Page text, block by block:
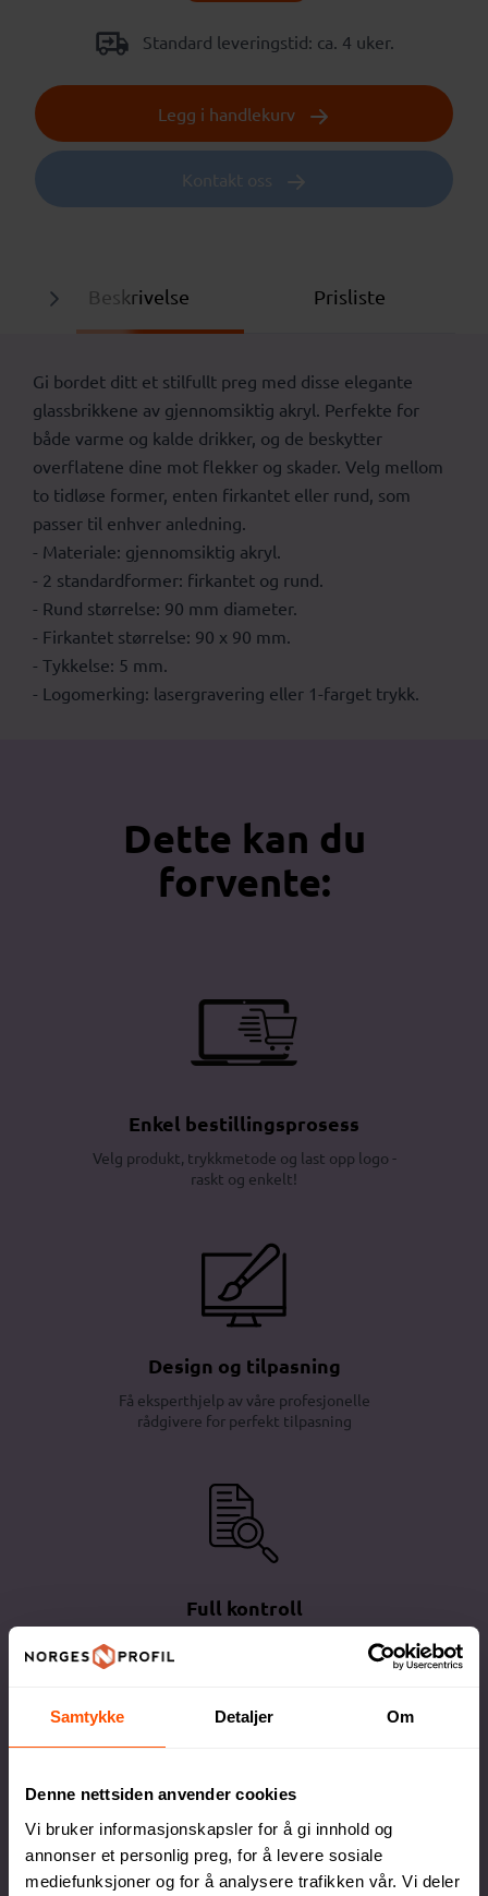
Samtykke Detaljer Om
Denne nettsiden anvender cookies
Vi bruker informasjonskapsler for å gi innhold og
annonser et personlig preg, for å levere sosiale
mediefunksjoner og for å analysere trafikken vår. Vi deler
Standard leveringstid: ca. 4 uker.
Legg i handlekurv
Kontakt oss
Beskrivelse Prisliste
Gi bordet ditt et stilfullt preg med disse elegante
glassbrikkene av gjennomsiktig akryl. Perfekte for
både varme og kalde drikker, og de beskytter
overflatene dine mot flekker og skader. Velg mellom
to tidløse former, enten firkantet eller rund, som
passer til enhver anledning.
- Materiale: gjennomsiktig akryl.
- 2 standardformer: firkantet og rund.
- Rund størrelse: 90 mm diameter.
- Firkantet størrelse: 90 x 90 mm.
- Tykkelse: 5 mm.
- Logomerking: lasergravering eller 1-farget trykk.
Dette kan du
forvente:
Enkel bestillingsprosess
Velg produkt, trykkmetode og last opp logo -
raskt og enkelt!
Design og tilpasning
Få eksperthjelp av våre profesjonelle
rådgivere for perfekt tilpasning
Full kontroll
Du godkjenner alltid korrektur før vi setter
Egen produksjonsavdeling
Lokal produksjon sikrer høy kvalitet og raskere